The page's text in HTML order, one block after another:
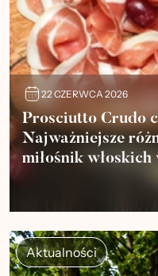
22 CZERWCA 2026
Prosciutto Crudo
Najważniejsze
miłośnik włoskich
Aktualności